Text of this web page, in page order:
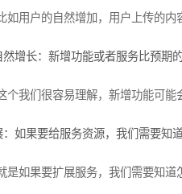
如用户的自然增加，用户上传的内
然增长：新增功能或者服务比预期
个我们很容易理解，新增功能可能
：如果要给服务资源，我们需要知道
是如果要扩展服务，我们需要知道